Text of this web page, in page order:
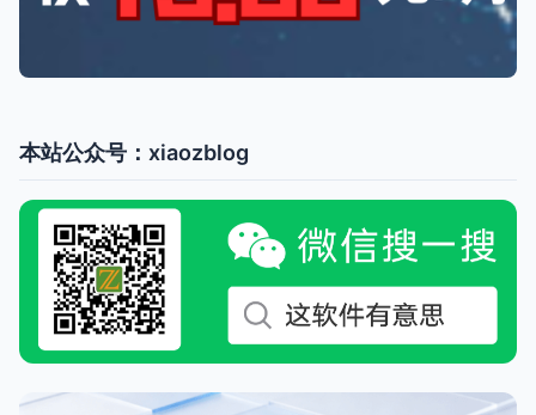
本站公众号：xiaozblog